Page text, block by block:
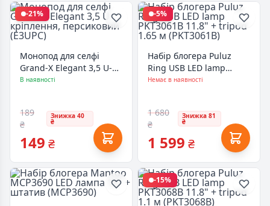
-21%
Монопод для селфі
Grand-X Elegant 3,5 U-
кріплення, персиковий
В наявності
189
₴
Знижка 40
₴
149 ₴
-5%
Набір блогера Puluz
Ring USB LED lamp
PKT3061B 11.8" + tripod
Немає в наявності
1 680
₴
Знижка 81
₴
1 599 ₴
-15%